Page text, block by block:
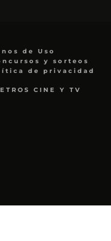
de Uso
y sorteos
de privacidad
CINE Y TV